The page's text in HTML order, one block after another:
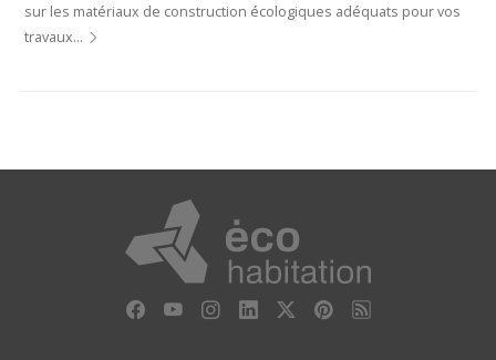
sur les matériaux de construction écologiques adéquats pour vos
travaux…